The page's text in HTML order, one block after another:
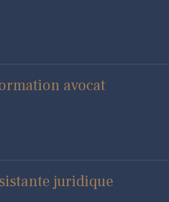
avocat
juridique